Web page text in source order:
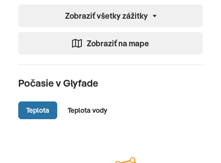
Zobraziť všetky zážitky
Zobraziť na mape
Počasie v Glyfade
Teplota Teplota vody